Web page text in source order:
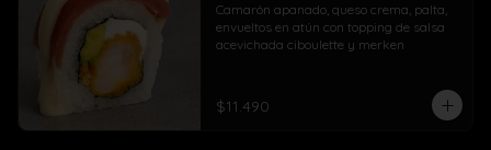
Camarón apanado, queso crema, palta,
envueltos en atún con topping de salsa
acevichada ciboulette y merken
$11.490